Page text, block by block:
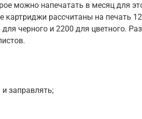
можно напечатать в месяц для
картриджи рассчитаны на печать
черного и 2200 для цветного.
заправлять;